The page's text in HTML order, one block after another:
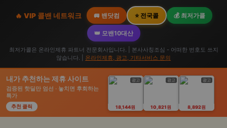
🔥 VIP 콜밴 네트워크 🚐 밴닷컴 ⭐ 전국콜 💰 최저가콜
👑 모밴10대산
최저가콜은 온라인제휴 파트너 전문회사입니다. | 본사사칭조심 - 어떠한 번호도 쓰지
않습니다. | 온라인제휴, 광고, 기타서비스 문의
내가 추천하는 제휴 사이트
검증된 핫딜만 엄선 · 놓치면 후회하는
특가
추천 클릭
광고
18,144원
광고
10,821원
광고
8,892원